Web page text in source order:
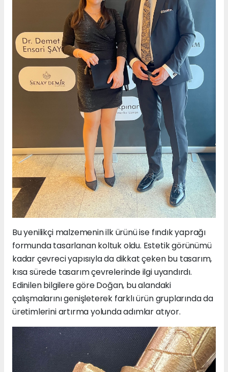
Bu yenilikçi malzemenin ilk ürünü ise fındık yaprağı
formunda tasarlanan koltuk oldu. Estetik görünümü
kadar çevreci yapısıyla da dikkat çeken bu tasarım,
kısa sürede tasarım çevrelerinde ilgi uyandırdı.
Edinilen bilgilere göre Doğan, bu alandaki
çalışmalarını genişleterek farklı ürün gruplarında da
üretimlerini artırma yolunda adımlar atıyor.